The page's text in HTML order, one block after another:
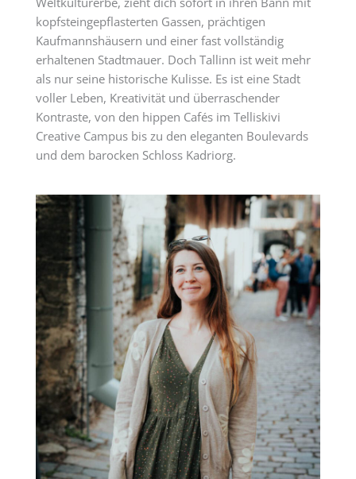
kopfsteingepflasterten Gassen, prächtigen
Kaufmannshäusern und einer fast vollständig
erhaltenen Stadtmauer. Doch Tallinn ist weit mehr
als nur seine historische Kulisse. Es ist eine Stadt
voller Leben, Kreativität und überraschender
Kontraste, von den hippen Cafés im Telliskivi
Creative Campus bis zu den eleganten Boulevards
und dem barocken Schloss Kadriorg.